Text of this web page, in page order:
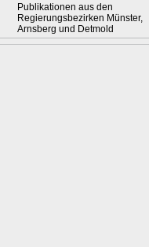
Publikationen aus den
Regierungsbezirken Münster,
Arnsberg und Detmold